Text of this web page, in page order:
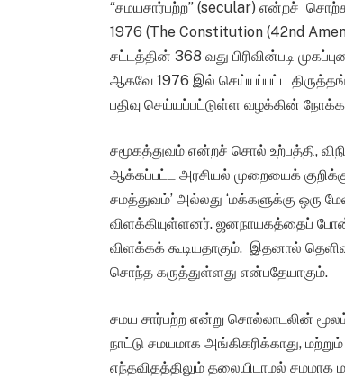
“சமயசார்பற்ற” (secular) என்றச்
1976 (The Constitution (42nd
சட்டத்தின் 368 வது பிரிவின்படி
ஆகவே 1976 இல் செய்யப்பட்ட
பதிவு செய்யப்பட்டுள்ள வழக்கின்
சமூகத்துவம் என்றச் சொல் உற்பத்தி,
ஆக்கப்பட்ட அரசியல் முறையைக்
சமத்துவம்’ அல்லது ‘மக்களுக்கு ஒரு
விளக்கியுள்ளனர். ஜனநாயகத்தைப்
விளக்கக் கூடியதாகும். இதனால்
சொந்த கருத்துள்ளது என்பதேயாகும்.
சமய சார்பற்ற என்று சொல்லாடலின்
நாட்டு சமயமாக அங்கிகரிக்காது,
எந்தவிதத்திலும் தலையிடாமல்